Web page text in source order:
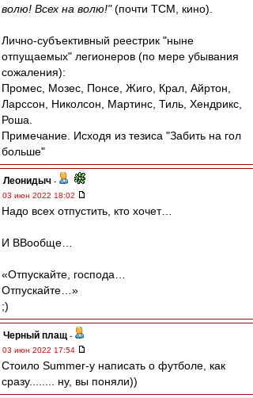
волю! Всех на волю!"(почти ТСМ, кино).
Лично-субъективный реестрик "ныне
отпущаемых" легионеров (по мере убывания
сожаления):
Промес, Мозес, Понсе, Жиго, Крал, Айртон,
Ларссон, Николсон, Мартинс, Тиль, Хендрикс,
Роша.
Примечание. Исходя из тезиса "Забить на гол
больше"
Леонидыч -
03 июн 2022 18:02
Надо всех отпустить, кто хочет…
И ВВообще…
«Отпускайте, господа…
Отпускайте…»
;)
Черный плащ -
03 июн 2022 17:54
Стоило Summer-y написать о футболе, как
сразу........ ну, вы поняли))